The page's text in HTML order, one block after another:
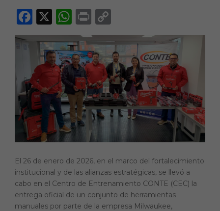
F
a
c
e
b
o
o
k
X
W
h
a
ts
A
p
p
P
ri
n
t
o
p
y
Li
n
k
El 26 de enero de 2026, en el marco del fortalecimiento
institucional y de las alianzas estratégicas, se llevó a
cabo en el Centro de Entrenamiento CONTE (CEC) la
entrega oficial de un conjunto de herramientas
manuales por parte de la empresa Milwaukee,